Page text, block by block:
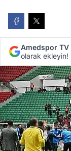
Amedspor TV
olarak ekleyin!